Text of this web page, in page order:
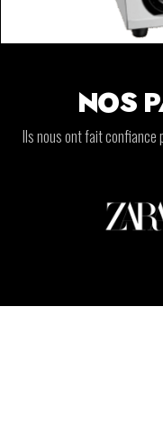
NOS
Ils nous ont fait confiance